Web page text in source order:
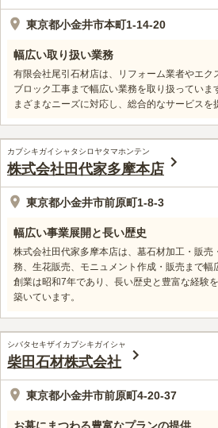
東京都小金井市本町1-14-20
幅広い取り扱い業務
有限会社尾引石材店は、リフォーム業者やエク
ブロック工事まで幅広い業務を取り扱っていま
まざまなニーズに対応し、総合的なサービスを
カブシキガイシャタシロヤタマホンテン
株式会社田代家多摩本店
東京都小金井市前原町1-8-3
幅広い事業展開と長い歴史
株式会社田代家多摩本店は、墓石材加工・販売
務、生花販売、モニュメント作成・販売まで幅
創業は昭和7年であり、長い歴史と豊富な経験
築いています。
シバタセキザイカブシキガイシャ
柴田石材株式会社
東京都小金井市前原町4-20-37